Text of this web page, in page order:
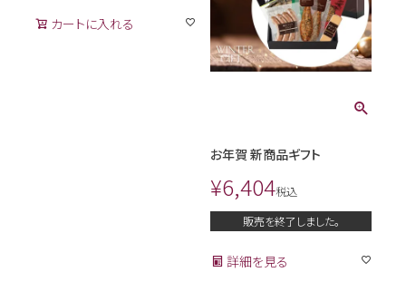
カートに入れる
お年賀 新商品ギフト
¥6,404税込
販売を終了しました。
詳細を見る